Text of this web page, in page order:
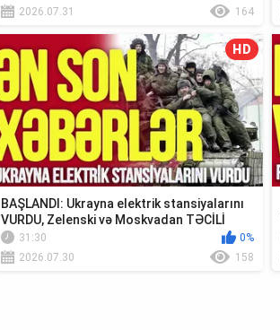
2026.07.31
164
HD
BAŞLANDI: Ukrayna elektrik stansiyalarını
VURDU, Zelenski və Moskvadan TƏCİLİ
Krım...
31:30
0%
2026.07.30
158